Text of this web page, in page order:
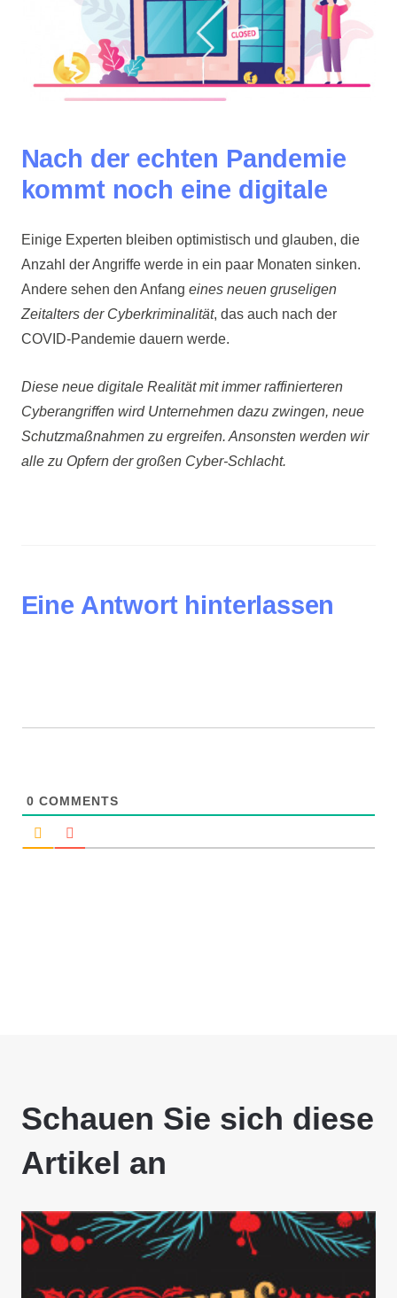
Nach der echten Pandemie
kommt noch eine digitale
Einige Experten bleiben optimistisch und glauben, die
Anzahl der Angriffe werde in ein paar Monaten sinken.
Andere sehen den Anfang eines neuen gruseligen
Zeitalters der Cyberkriminalität, das auch nach der
COVID-Pandemie dauern werde.
Diese neue digitale Realität mit immer raffinierteren
Cyberangriffen wird Unternehmen dazu zwingen, neue
Schutzmaßnahmen zu ergreifen. Ansonsten werden wir
alle zu Opfern der großen Cyber-Schlacht.
Eine Antwort hinterlassen
0 COMMENTS
Schauen Sie sich diese
Artikel an